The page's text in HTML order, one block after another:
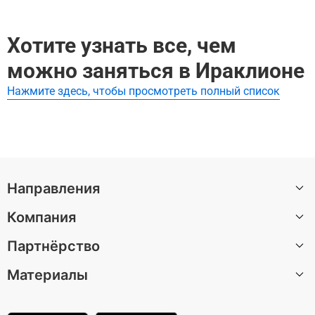
Билет в Кносский дворец и аудиотур в приложении: Л
абиринт Минотавра
Хотите узнать все, чем
можно заняться в Ираклионе
Нажмите здесь, чтобы просмотреть полный список
Направления
Санкт-Петербург
Москва
Барселона
Компания
О нас
Вакансии
Партнёрство
Стать автором экскурсии
Материалы